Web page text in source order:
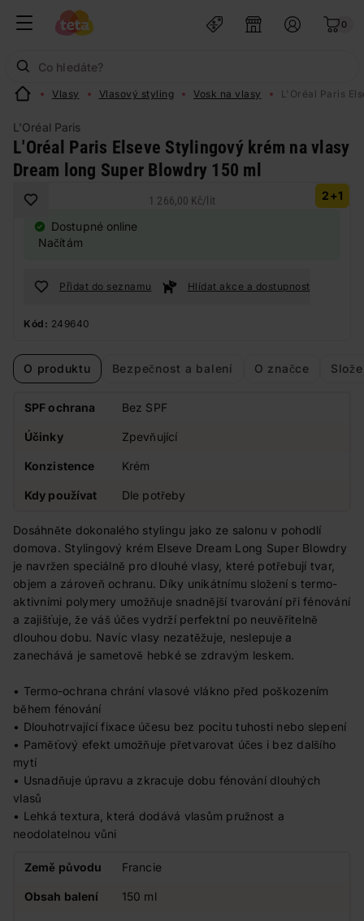
0
Vlasy Vlasový styling Vosk na vlasy L'Oréal Paris
L'Oréal Paris
L'Oréal Paris Elseve Stylingový krém na vlasy
Dream long Super Blowdry 150 ml
2+1
1 266,00 Kč/ lit
Dostupné online
Načítám
Přidat do seznamu Hlídat akce a dostupnost
Kód: 249640
O produktu Bezpečnost a balení O značce
SPF ochrana Bez SPF
Účinky Zpevňující
Konzistence Krém
Kdy používat Dle potřeby
Dosáhněte dokonalého stylingu jako ze salonu v pohodlí
domova. Stylingový krém Elseve Dream Long Super Blowdry
je navržen speciálně pro dlouhé vlasy, které potřebují tvar,
objem a zároveň ochranu. Díky unikátnímu složení s termo-
aktivními polymery umožňuje snadnější tvarování při fénování
a zajišťuje, že váš účes vydrží perfektní po neuvěřitelně
dlouhou dobu. Navíc vlasy nezatěžuje, neslepuje a
zanechává je sametově hebké se zdravým leskem.
• Termo-ochrana chrání vlasové vlákno před poškozením
během fénování
• Dlouhotrvající fixace účesu bez pocitu tuhosti nebo slepení
• Paměťový efekt umožňuje přetvarovat účes i bez dalšího
mytí
• Usnadňuje úpravu a zkracuje dobu fénování dlouhých
vlasů
• Lehká textura, která dodává vlasům pružnost a
neodolatelnou vůni
Země původu Francie
Obsah balení 150 ml